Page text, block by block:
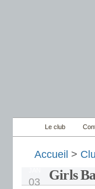
Le club
Accueil >
03 Girls